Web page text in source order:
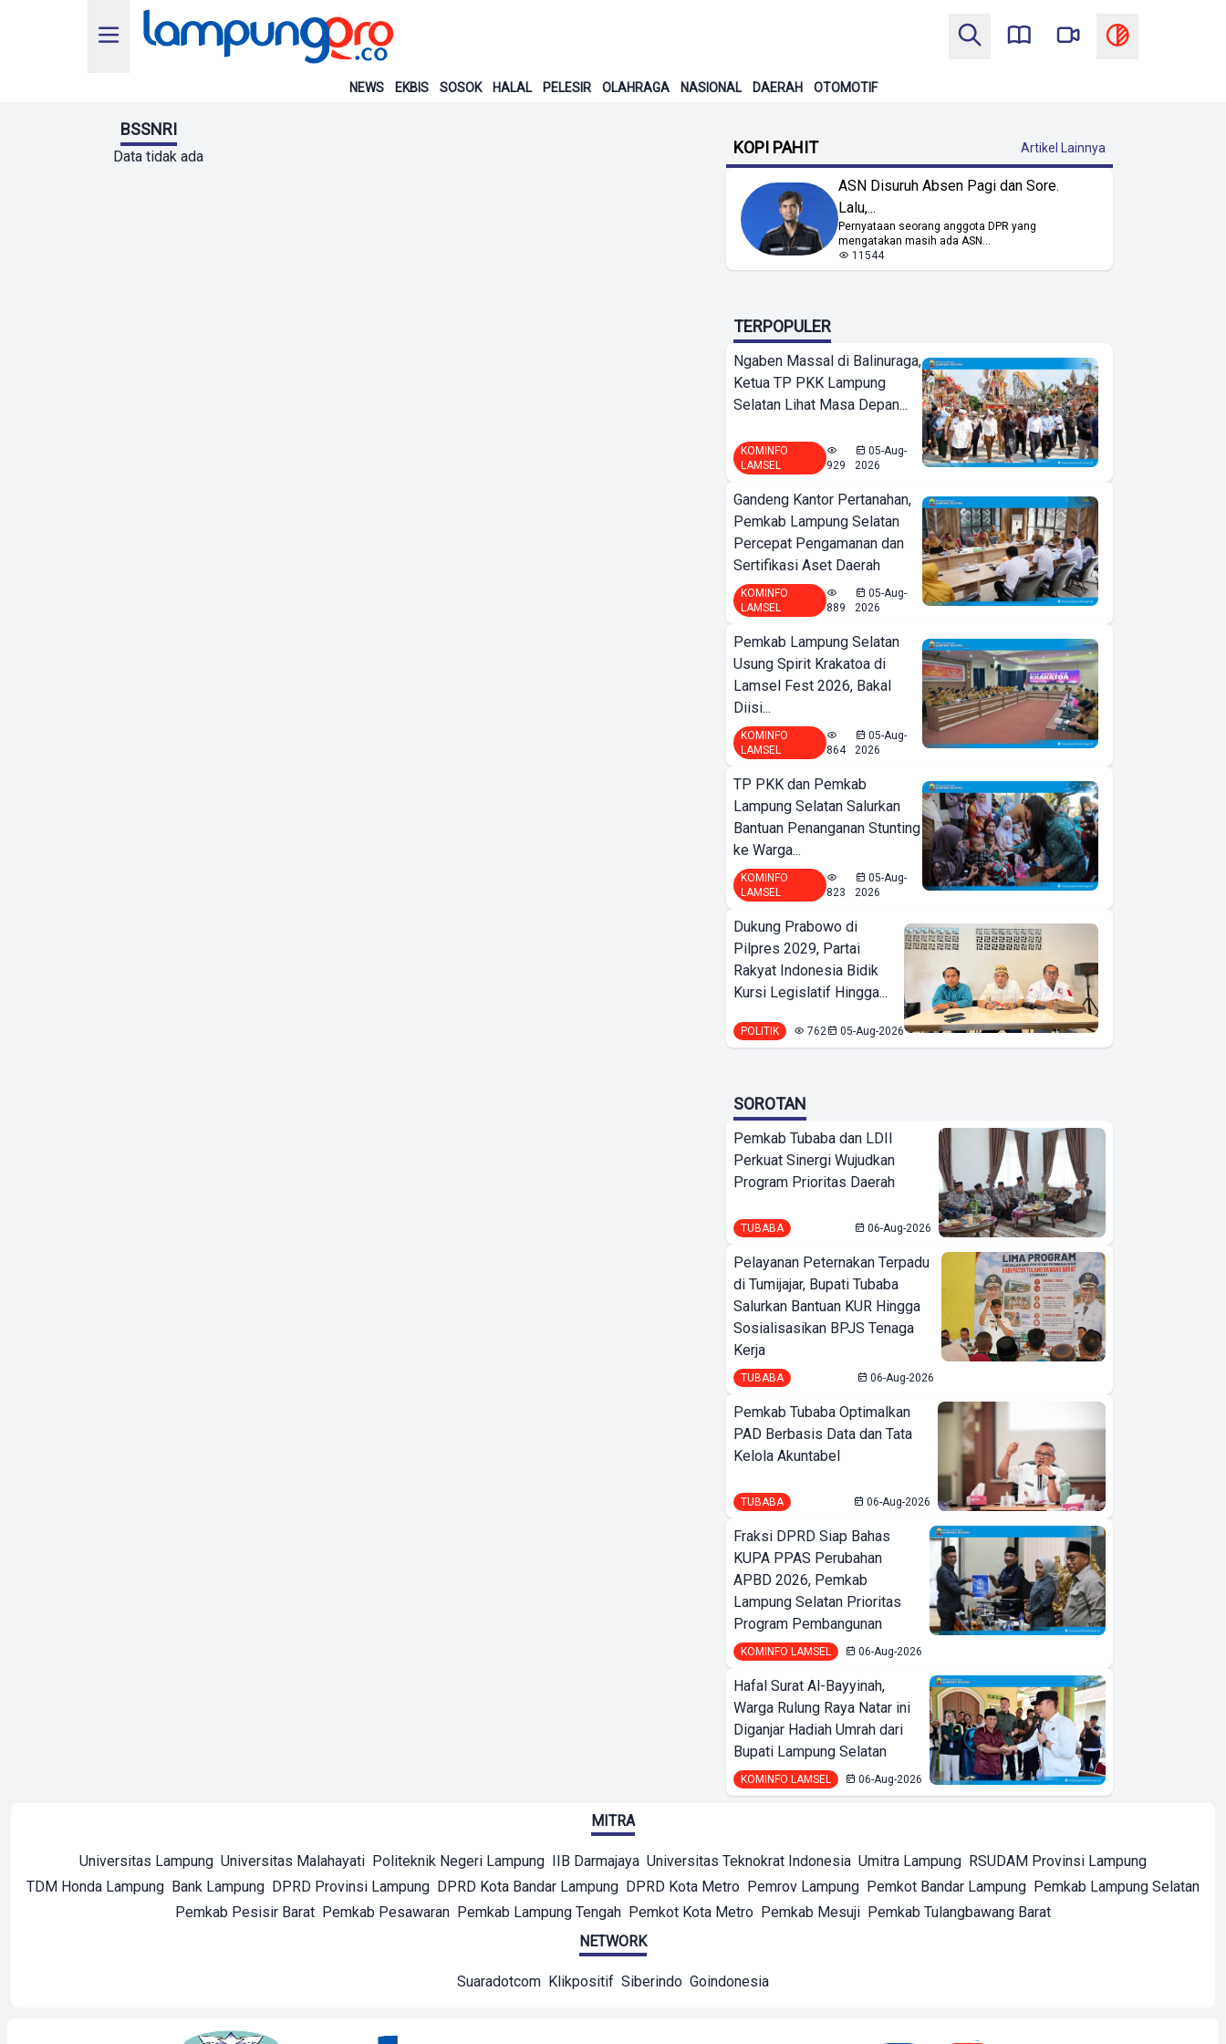
NEWS EKBIS SOSOK HALAL PELESIR OLAHRAGA NASIONAL DAERAH OTOMOTIF
BSSNRI
Data tidak ada KOPI PAHIT Artikel Lainnya
ASN Disuruh Absen Pagi dan Sore.
Lalu,...
Pernyataan seorang anggota DPR yang
mengatakan masih ada ASN...
11544
TERPOPULER
Ngaben Massal di Balinuraga,
Ketua TP PKK Lampung
Selatan Lihat Masa Depan...
KOMINFO
LAMSEL
929
05-Aug-
2026
Gandeng Kantor Pertanahan,
Pemkab Lampung Selatan
Percepat Pengamanan dan
Sertifikasi Aset Daerah
KOMINFO
LAMSEL
889
05-Aug-
2026
Pemkab Lampung Selatan
Usung Spirit Krakatoa di
Lamsel Fest 2026, Bakal
Diisi...
KOMINFO
LAMSEL
864
05-Aug-
2026
TP PKK dan Pemkab
Lampung Selatan Salurkan
Bantuan Penanganan Stunting
ke Warga...
KOMINFO
LAMSEL
823
05-Aug-
2026
Dukung Prabowo di
Pilpres 2029, Partai
Rakyat Indonesia Bidik
Kursi Legislatif Hingga...
POLITIK 762 05-Aug-2026
SOROTAN
Pemkab Tubaba dan LDII
Perkuat Sinergi Wujudkan
Program Prioritas Daerah
TUBABA 06-Aug-2026
Pelayanan Peternakan Terpadu
di Tumijajar, Bupati Tubaba
Salurkan Bantuan KUR Hingga
Sosialisasikan BPJS Tenaga
Kerja
TUBABA 06-Aug-2026
Pemkab Tubaba Optimalkan
PAD Berbasis Data dan Tata
Kelola Akuntabel
TUBABA 06-Aug-2026
Fraksi DPRD Siap Bahas
KUPA PPAS Perubahan
APBD 2026, Pemkab
Lampung Selatan Prioritas
Program Pembangunan
KOMINFO LAMSEL 06-Aug-2026
Hafal Surat Al-Bayyinah,
Warga Rulung Raya Natar ini
Diganjar Hadiah Umrah dari
Bupati Lampung Selatan
KOMINFO LAMSEL 06-Aug-2026
MITRA
Universitas Lampung Universitas Malahayati Politeknik Negeri Lampung IIB Darmajaya Universitas Teknokrat Indonesia Umitra Lampung RSUDAM Provinsi Lampung
TDM Honda Lampung Bank Lampung DPRD Provinsi Lampung DPRD Kota Bandar Lampung DPRD Kota Metro Pemrov Lampung Pemkot Bandar Lampung Pemkab Lampung Selatan
Pemkab Pesisir Barat Pemkab Pesawaran Pemkab Lampung Tengah Pemkot Kota Metro Pemkab Mesuji Pemkab Tulangbawang Barat
NETWORK
Suaradotcom Klikpositif Siberindo Goindonesia